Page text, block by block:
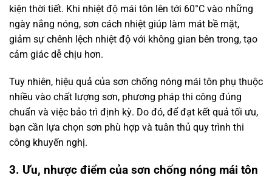
kiện thời tiết. Khi nhiệt độ mái tôn lên tới 60°C vào những
ngày nắng nóng, sơn cách nhiệt giúp làm mát bề mặt,
giảm sự chênh lệch nhiệt độ với không gian bên trong, tạo
cảm giác dễ chịu hơn.
Tuy nhiên, hiệu quả của sơn chống nóng mái tôn phụ thuộc
nhiều vào chất lượng sơn, phương pháp thi công đúng
chuẩn và việc bảo trì định kỳ. Do đó, để đạt kết quả tối ưu,
bạn cần lựa chọn sơn phù hợp và tuân thủ quy trình thi
công khuyến nghị.
3. Ưu, nhược điểm của sơn chống nóng mái tôn